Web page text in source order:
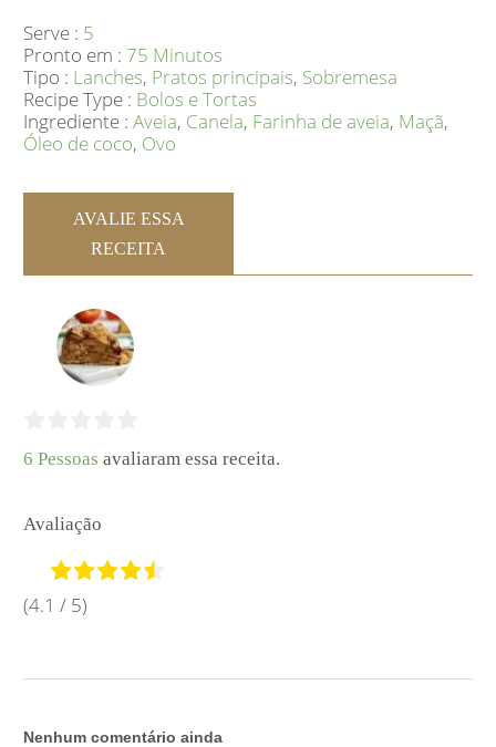
Serve : 5
Pronto em : 75 Minutos
Tipo : Lanches, Pratos principais, Sobremesa
Recipe Type : Bolos e Tortas
Ingrediente :Aveia, Canela, Farinha de aveia, Maçã,
Óleo de coco, Ovo
AVALIE ESSA
RECEITA
6 Pessoas avaliaram essa receita.
Avaliação
(4.1 / 5)
Nenhum comentário ainda